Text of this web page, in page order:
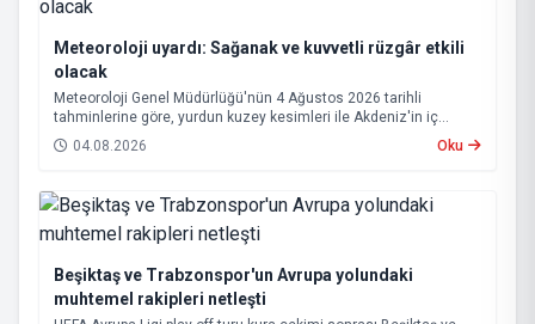
Meteoroloji uyardı: Sağanak ve kuvvetli rüzgâr etkili
olacak
Meteoroloji Genel Müdürlüğü'nün 4 Ağustos 2026 tarihli
tahminlerine göre, yurdun kuzey kesimleri ile Akdeniz'in iç
bölgelerinde yer yer sağanak ve gök gürültülü sağanak yağış
bekleniyor.
04.08.2026 Oku
Beşiktaş ve Trabzonspor'un Avrupa yolundaki
muhtemel rakipleri netleşti